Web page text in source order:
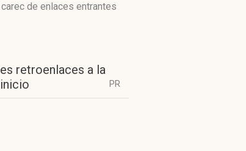
de enlaces entrantes
retroenlaces a la
PR